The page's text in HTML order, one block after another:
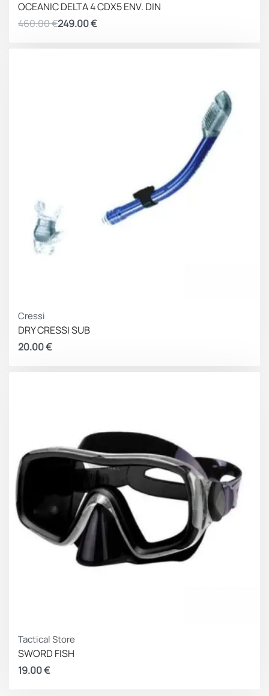
OCEANIC DELTA 4 CDX5 ENV. DIN
460.00€249.00€
Cressi
DRY CRESSI SUB
20.00€
Tactical Store
SWORD FISH
19.00€